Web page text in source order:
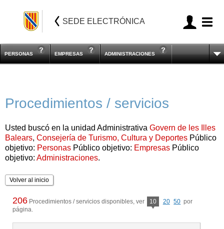
SEDE ELECTRÓNICA
PERSONAS EMPRESAS ADMINISTRACIONES
Procedimientos / servicios
Usted buscó en la unidad Administrativa Govern de les Illes
Balears, Consejería de Turismo, Cultura y Deportes Público
objetivo: Personas Público objetivo: Empresas Público
objetivo: Administraciones.
Volver al inicio
206 Procedimientos / servicios disponibles, ver 10 20 50 por
página.